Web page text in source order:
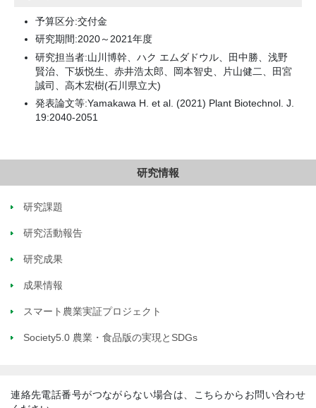
予算区分:交付金
研究期間:2020～2021年度
研究担当者:山川博幹、ハク エムダドウル、田中勝、浅野
賢治、下坂悦生、赤井浩太郎、岡本智史、片山健二、田宮
誠司、高木宏樹(石川県立大)
発表論文等:Yamakawa H. et al. (2021) Plant Biotechnol. J.
19:2040-2051
研究情報
研究課題
研究活動報告
研究成果
成果情報
スマート農業実証プロジェクト
Society5.0 農業・食品版の実現とSDGs
連絡先電話番号がつながらない場合は、こちらからお問い合わせ